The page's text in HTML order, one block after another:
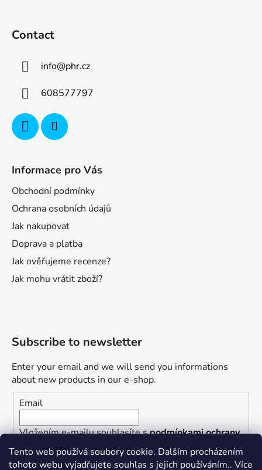
Tento web používá soubory cookie. Dalším procházením
tohoto webu vyjadřujete souhlas s jejich používáním.. Více
Contact
info@phr.cz
608577797
Informace pro Vás
Obchodní podmínky
Ochrana osobních údajů
Jak nakupovat
Doprava a platba
Jak ověřujeme recenze?
Jak mohu vrátit zboží?
Subscribe to newsletter
Enter your email and we will send you informations
about new products in our e-shop.
Email
Vložením e-mailu souhlasíte spodmínkami ochrany
osobních údajů